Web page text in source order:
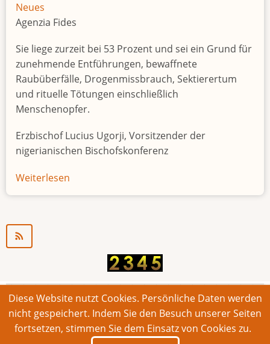
Neues
Agenzia Fides
Sie liege zurzeit bei 53 Prozent und sei ein Grund für
zunehmende Entführungen, bewaffnete
Raubüberfälle, Drogenmissbrauch, Sektierertum
und rituelle Tötungen einschließlich
Menschenopfer.
Erzbischof Lucius Ugorji, Vorsitzender der
nigerianischen Bischofskonferenz
Weiterlesen
Jugendarbeitslosigkeit
© 2026 Bonner Aufruf. Alle Rechte vorbehalten.
Footer
Impressum Kontakt Intern
Diese Website nutzt Cookies. Persönliche Daten werden
nicht gespeichert. Indem Sie den Besuch unserer Seiten
fortsetzen, stimmen Sie dem Einsatz von Cookies zu.